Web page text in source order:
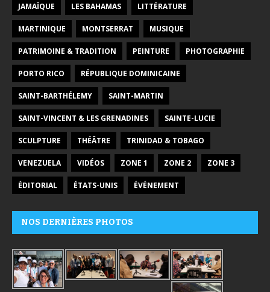
JAMAÏQUE LES BAHAMAS LITTÉRATURE
MARTINIQUE MONTSERRAT MUSIQUE
PATRIMOINE & TRADITION PEINTURE PHOTOGRAPHIE
PORTO RICO RÉPUBLIQUE DOMINICAINE
SAINT-BARTHÉLEMY SAINT-MARTIN
SAINT-VINCENT & LES GRENADINES SAINTE-LUCIE
SCULPTURE THÉÂTRE TRINIDAD & TOBAGO
VENEZUELA VIDÉOS ZONE 1 ZONE 2 ZONE 3
ÉDITORIAL ÉTATS-UNIS ÉVÉNEMENT
NOS DERNIÈRES PHOTOS